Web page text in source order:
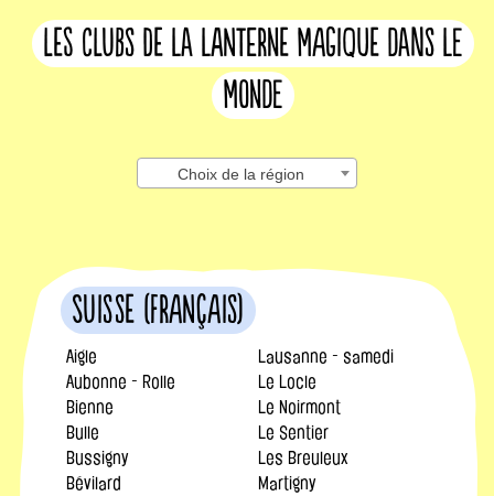
les clubs de la lanterne magique dans le
monde
Choix de la région
Suisse (français)
Aigle
Aubonne - Rolle
Bienne
Bulle
Bussigny
Bévilard
Lausanne - samedi
Le Locle
Le Noirmont
Le Sentier
Les Breuleux
Martigny